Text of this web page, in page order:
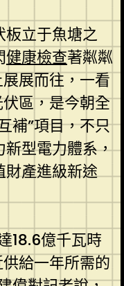
板立于魚塘之
健康檢查著粼粼
展而往，一看
區，是今朝全
補”項目，不只
型電力體系，
財產進級新途
18.6億千瓦時
給一年所需的